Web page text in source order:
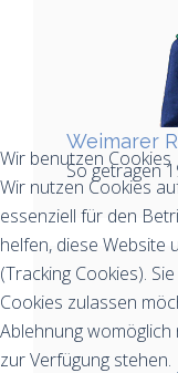
Weimarer
So getragen
Wir benutzen Cookies
Wir nutzen Cookies
essenziell für den
helfen, diese Website
(Tracking Cookies).
Cookies zulassen
Ablehnung
zur Verfügung stehen.